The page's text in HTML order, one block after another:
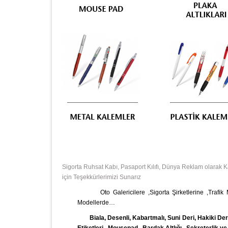
Sigorta Ruhsat Kabı, Pasaport Kılıfı, Dünya Reklam
için Teşekkürlerimizi Sunarız
Oto Galericilere ,Sigorta Şirketlerine
Modellerde…
Biala, Desenli, Kabartmalı, Suni Deri, Hakiki Deri